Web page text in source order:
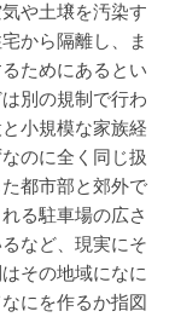
や土壌を汚染す
から隔離し、ま
ためにあるとい
別の規制で行わ
小規模な家族経
のに全く同じ扱
都市部と郊外で
る駐車場の広さ
など、現実にそ
その地域になに
にを作るか指図